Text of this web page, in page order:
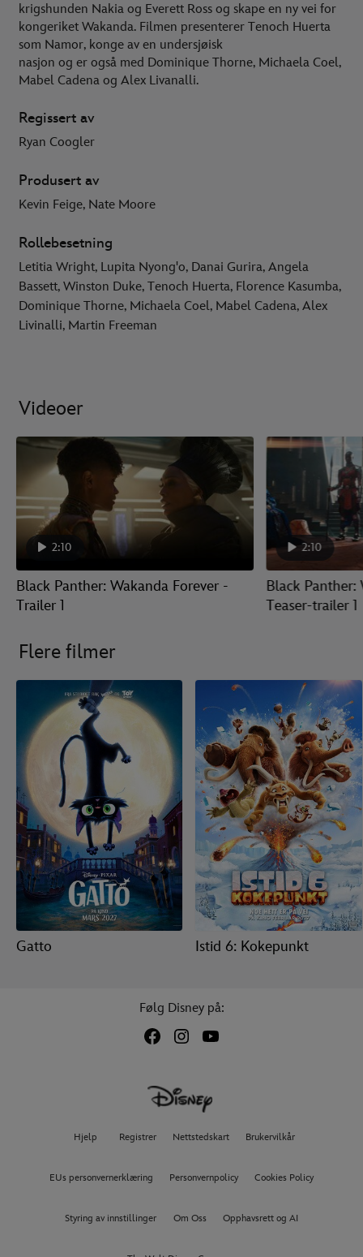
krigshunden Nakia og Everett Ross og skape en ny vei for
kongeriket Wakanda. Filmen presenterer Tenoch Huerta
som Namor, konge av en undersjøisk
nasjon og er også med Dominique Thorne, Michaela Coel,
Mabel Cadena og Alex Livanalli.
Regissert av
Ryan Coogler
Produsert av
Kevin Feige, Nate Moore
Rollebesetning
Letitia Wright, Lupita Nyong'o, Danai Gurira, Angela
Bassett, Winston Duke, Tenoch Huerta, Florence Kasumba,
Dominique Thorne, Michaela Coel, Mabel Cadena, Alex
Livinalli, Martin Freeman
Videoer
2:10
Black Panther: Wakanda Forever -
Trailer 1
2:10
Black Panther:
Teaser-trailer 1
Flere filmer
Gatto Istid 6: Kokepunkt
Følg Disney på:
Hjelp Registrer Nettstedskart Brukervilkår
EUs personvernerklæring Personvernpolicy Cookies Policy
Styring av innstillinger Om Oss Opphavsrett og AI